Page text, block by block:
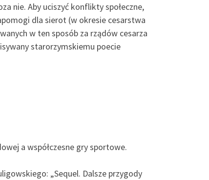
nie. Aby uciszyć konflikty społeczne,
dla sierot (w okresie cesarstwa
w ten sposób za rządów cesarza
starorzymskiemu poecie
a współczesne gry sportowe.
„Sequel. Dalsze przygody